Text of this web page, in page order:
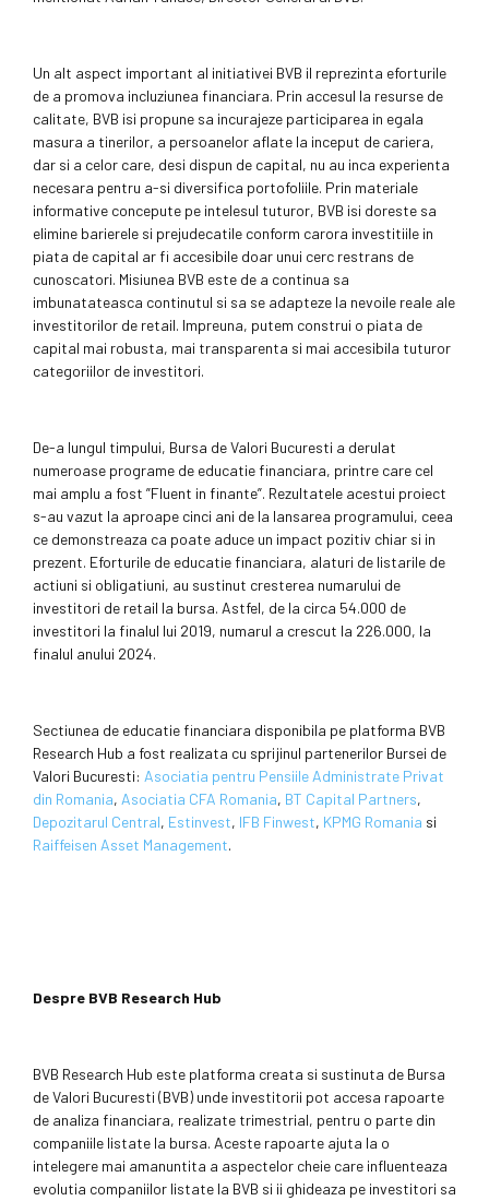
Un alt aspect important al initiativei BVB il reprezinta eforturile
de a promova incluziunea financiara. Prin accesul la resurse de
calitate, BVB isi propune sa incurajeze participarea in egala
masura a tinerilor, a persoanelor aflate la inceput de cariera,
dar si a celor care, desi dispun de capital, nu au inca experienta
necesara pentru a-si diversifica portofoliile. Prin materiale
informative concepute pe intelesul tuturor, BVB isi doreste sa
elimine barierele si prejudecatile conform carora investitiile in
piata de capital ar fi accesibile doar unui cerc restrans de
cunoscatori. Misiunea BVB este de a continua sa
imbunatateasca continutul si sa se adapteze la nevoile reale ale
investitorilor de retail. Impreuna, putem construi o piata de
capital mai robusta, mai transparenta si mai accesibila tuturor
categoriilor de investitori.
De-a lungul timpului, Bursa de Valori Bucuresti a derulat
numeroase programe de educatie financiara, printre care cel
mai amplu a fost ”Fluent in finante”. Rezultatele acestui proiect
s-au vazut la aproape cinci ani de la lansarea programului, ceea
ce demonstreaza ca poate aduce un impact pozitiv chiar si in
prezent. Eforturile de educatie financiara, alaturi de listarile de
actiuni si obligatiuni, au sustinut cresterea numarului de
investitori de retail la bursa. Astfel, de la circa 54.000 de
investitori la finalul lui 2019, numarul a crescut la 226.000, la
finalul anului 2024.
Sectiunea de educatie financiara disponibila pe platforma BVB
Research Hub a fost realizata cu sprijinul partenerilor Bursei de
Valori Bucuresti: Asociatia pentru Pensiile Administrate Privat
din Romania, Asociatia CFA Romania, BT Capital Partners,
Depozitarul Central, Estinvest, IFB Finwest, KPMG Romania si
Raiffeisen Asset Management.
Despre BVB Research Hub
BVB Research Hub este platforma creata si sustinuta de Bursa
de Valori Bucuresti (BVB) unde investitorii pot accesa rapoarte
de analiza financiara, realizate trimestrial, pentru o parte din
companiile listate la bursa. Aceste rapoarte ajuta la o
intelegere mai amanuntita a aspectelor cheie care influenteaza
evolutia companiilor listate la BVB si ii ghideaza pe investitori sa